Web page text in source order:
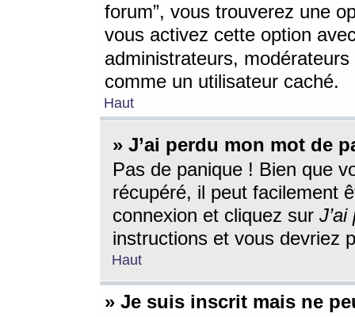
forum”, vous trouverez une
vous activez cette option
administrateurs,
comme un utilisateur caché.
Haut
» J’ai perdu mon mot de
Pas de panique ! Bien que
récupéré, il peut facilement
connexion et cliquez sur
instructions et vous devriez
Haut
» Je suis inscrit mais ne